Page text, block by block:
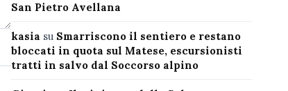
San Pietro Avellana
kasia su Smarriscono il sentiero e restano
bloccati in quota sul Matese, escursionisti
tratti in salvo dal Soccorso alpino